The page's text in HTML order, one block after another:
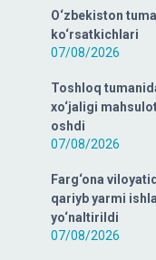
O‘zbekiston
ko‘rsatkichlari
07/08/2026
Toshloq
xo‘jaligi
oshdi
07/08/2026
Farg‘ona
qariyb yarmi
yo‘naltirildi
07/08/2026